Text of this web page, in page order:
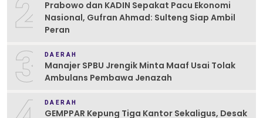
2
Prabowo dan KADIN Sepakat Pacu Ekonomi
Nasional, Gufran Ahmad: Sulteng Siap Ambil
Peran
3 DAERAH
Manajer SPBU Jrengik Minta Maaf Usai Tolak
Ambulans Pembawa Jenazah
DAERAH
GEMPPAR Kepung Tiga Kantor Sekaligus, Desak